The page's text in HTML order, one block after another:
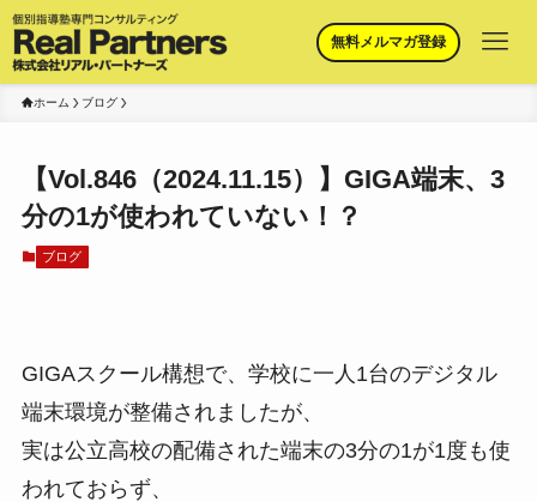
無料メルマガ登録
ホーム ブログ
【Vol.846（2024.11.15）】GIGA端末、3
分の1が使われていない！？
ブログ
GIGAスクール構想で、学校に一人1台のデジタル
端末環境が整備されましたが、
実は公立高校の配備された端末の3分の1が1度も使
われておらず、